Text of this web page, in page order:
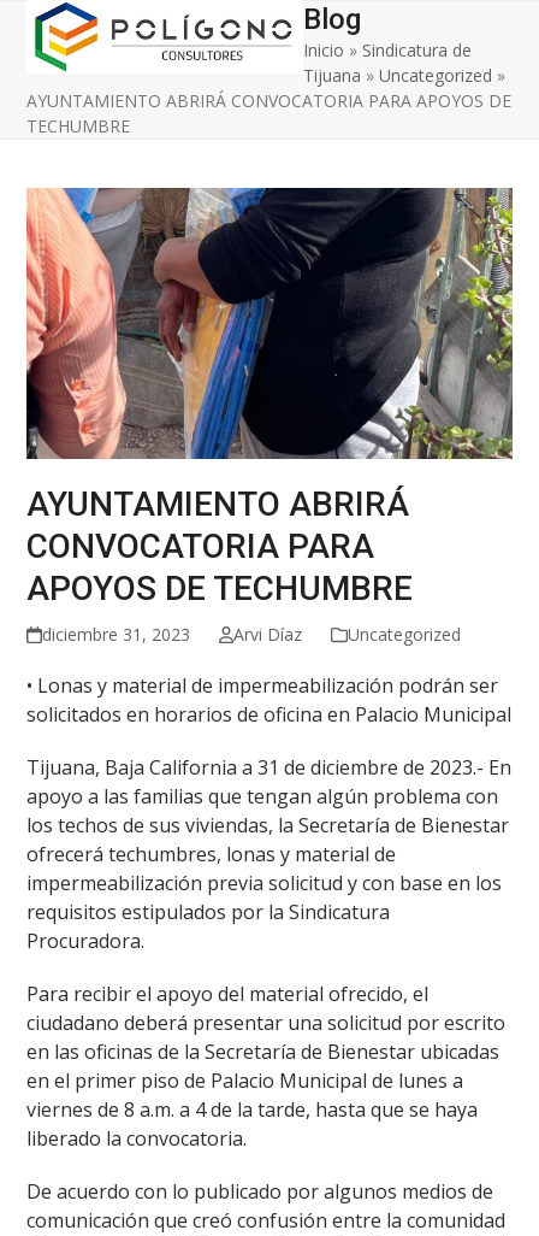
Skip
content
Open
mobile
menu
Close
mobile
menu
Blog
Inicio » Sindicatura de
Tijuana »Uncategorized »
AYUNTAMIENTO ABRIRÁ CONVOCATORIA PARA APOYOS DE
TECHUMBRE
AYUNTAMIENTO ABRIRÁ
CONVOCATORIA PARA
APOYOS DE TECHUMBRE
diciembre 31, 2023 Arvi Díaz Uncategorized
• Lonas y material de impermeabilización podrán ser
solicitados en horarios de oficina en Palacio Municipal
Tijuana, Baja California a 31 de diciembre de 2023.- En
apoyo a las familias que tengan algún problema con
los techos de sus viviendas, la Secretaría de Bienestar
ofrecerá techumbres, lonas y material de
impermeabilización previa solicitud y con base en los
requisitos estipulados por la Sindicatura
Procuradora.
Para recibir el apoyo del material ofrecido, el
ciudadano deberá presentar una solicitud por escrito
en las oficinas de la Secretaría de Bienestar ubicadas
en el primer piso de Palacio Municipal de lunes a
viernes de 8 a.m. a 4 de la tarde, hasta que se haya
liberado la convocatoria.
De acuerdo con lo publicado por algunos medios de
comunicación que creó confusión entre la comunidad